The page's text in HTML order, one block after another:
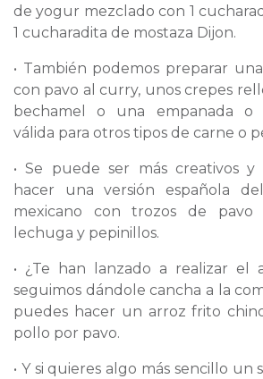
de yogur mezclado con 1
1 cucharadita de mostaza Dijon.
• También podemos preparar
con pavo al curry, unos crepes
bechamel o una empanada o
válida para otros tipos de carne o
• Se puede ser más creativos y
hacer una versión española
mexicano con trozos de pavo
lechuga y pepinillos.
• ¿Te han lanzado a realizar el
seguimos dándole cancha a la
puedes hacer un arroz frito
pollo por pavo.
• Y si quieres algo más sencillo un